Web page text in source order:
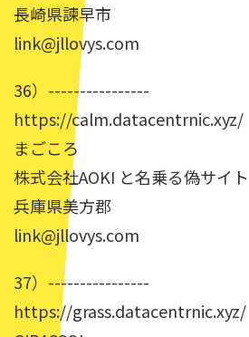
長崎県諫早市
link@jllovys.com
36）----------------
https://calm.datacentrnic.xyz/
まごころ
株式会社AOKI と名乗る偽サイト
兵庫県美方郡
link@jllovys.com
37）----------------
https://grass.datacentrnic.xyz/